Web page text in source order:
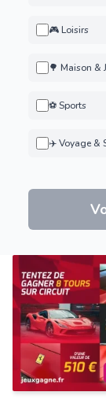
🎮 Loisirs
🌳 Maison &
⚽ Sports
✈️ Voyage &